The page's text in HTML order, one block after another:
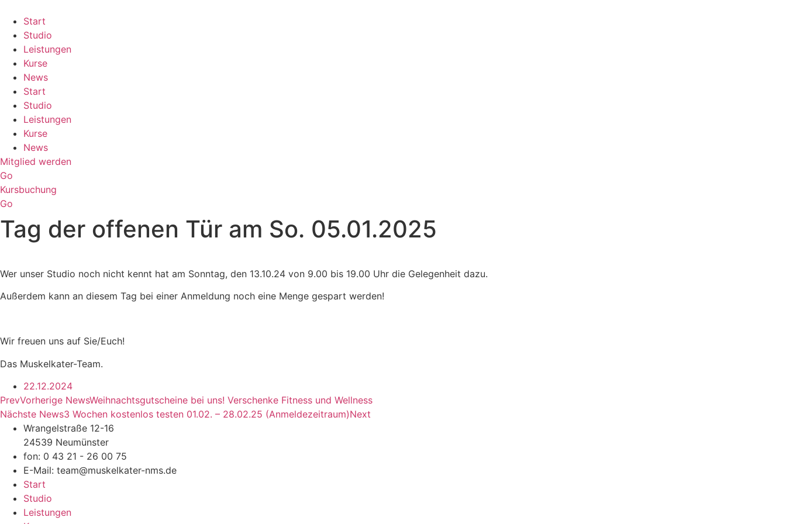
content
Start
Studio
Leistungen
Kurse
News
Start
Studio
Leistungen
Kurse
News
Mitglied werden
Go
Kursbuchung
Go
Tag der offenen Tür am So. 05.01.2025
Wer unser Studio noch nicht kennt hat am Sonntag, den 13.10.24 von 9.00 bis 19.00 Uhr die Gelegenheit dazu.
Außerdem kann an diesem Tag bei einer Anmeldung noch eine Menge gespart werden!
Wir freuen uns auf Sie/Euch!
Das Muskelkater-Team.
22.12.2024
PrevVorherige NewsWeihnachtsgutscheine bei uns! Verschenke Fitness und Wellness
Nächste News3 Wochen kostenlos testen 01.02. – 28.02.25 (Anmeldezeitraum)Next
Wrangelstraße 12-16
24539 Neumünster
fon: 0 43 21 - 26 00 75
E-Mail: team@muskelkater-nms.de
Start
Studio
Leistungen